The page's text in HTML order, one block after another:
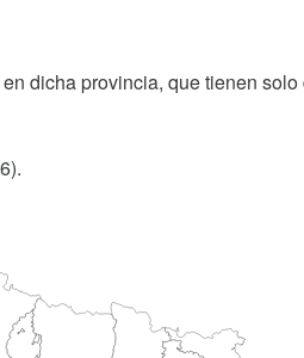
dicha provincia, que tienen